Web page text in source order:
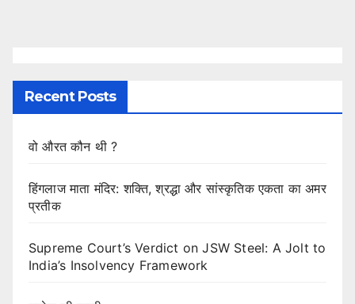
Recent Posts
वो औरत कौन थी ?
हिंगलाज माता मंदिर: शक्ति, श्रद्धा और सांस्कृतिक एकता का अमर
प्रतीक
Supreme Court’s Verdict on JSW Steel: A Jolt to
India’s Insolvency Framework